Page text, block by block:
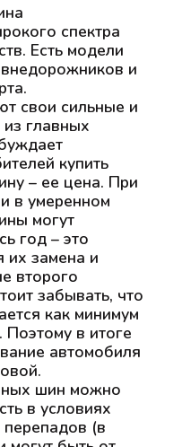
спектра
Есть модели
и
свои сильные и
главных
купить
– ее цена. При
в умеренном
могут
год – это
их замена и
второго
забывать, что
как минимум
в итоге
автомобиля
шин можно
в условиях
(в